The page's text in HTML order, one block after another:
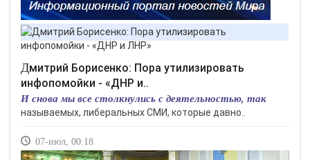
Дмитрий Борисенко: Пора утилизировать
инфопомойки - «ДНР и..
И снова мы все столкнулись с деятельностью, так
называемых, либеральных СМИ, которые давно..
07-июл, 00:18